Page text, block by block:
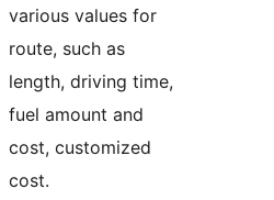
various values for
route, such as
length, driving time,
fuel amount and
cost, customized
cost.